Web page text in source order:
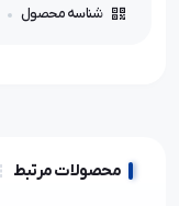
شناسه محصول
محصولات مرتبط